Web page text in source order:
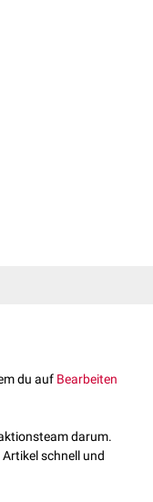
durch die freien
alveolaris steht eng mit
Alveolen in
du auf Bearbeiten
darum.
schnell und